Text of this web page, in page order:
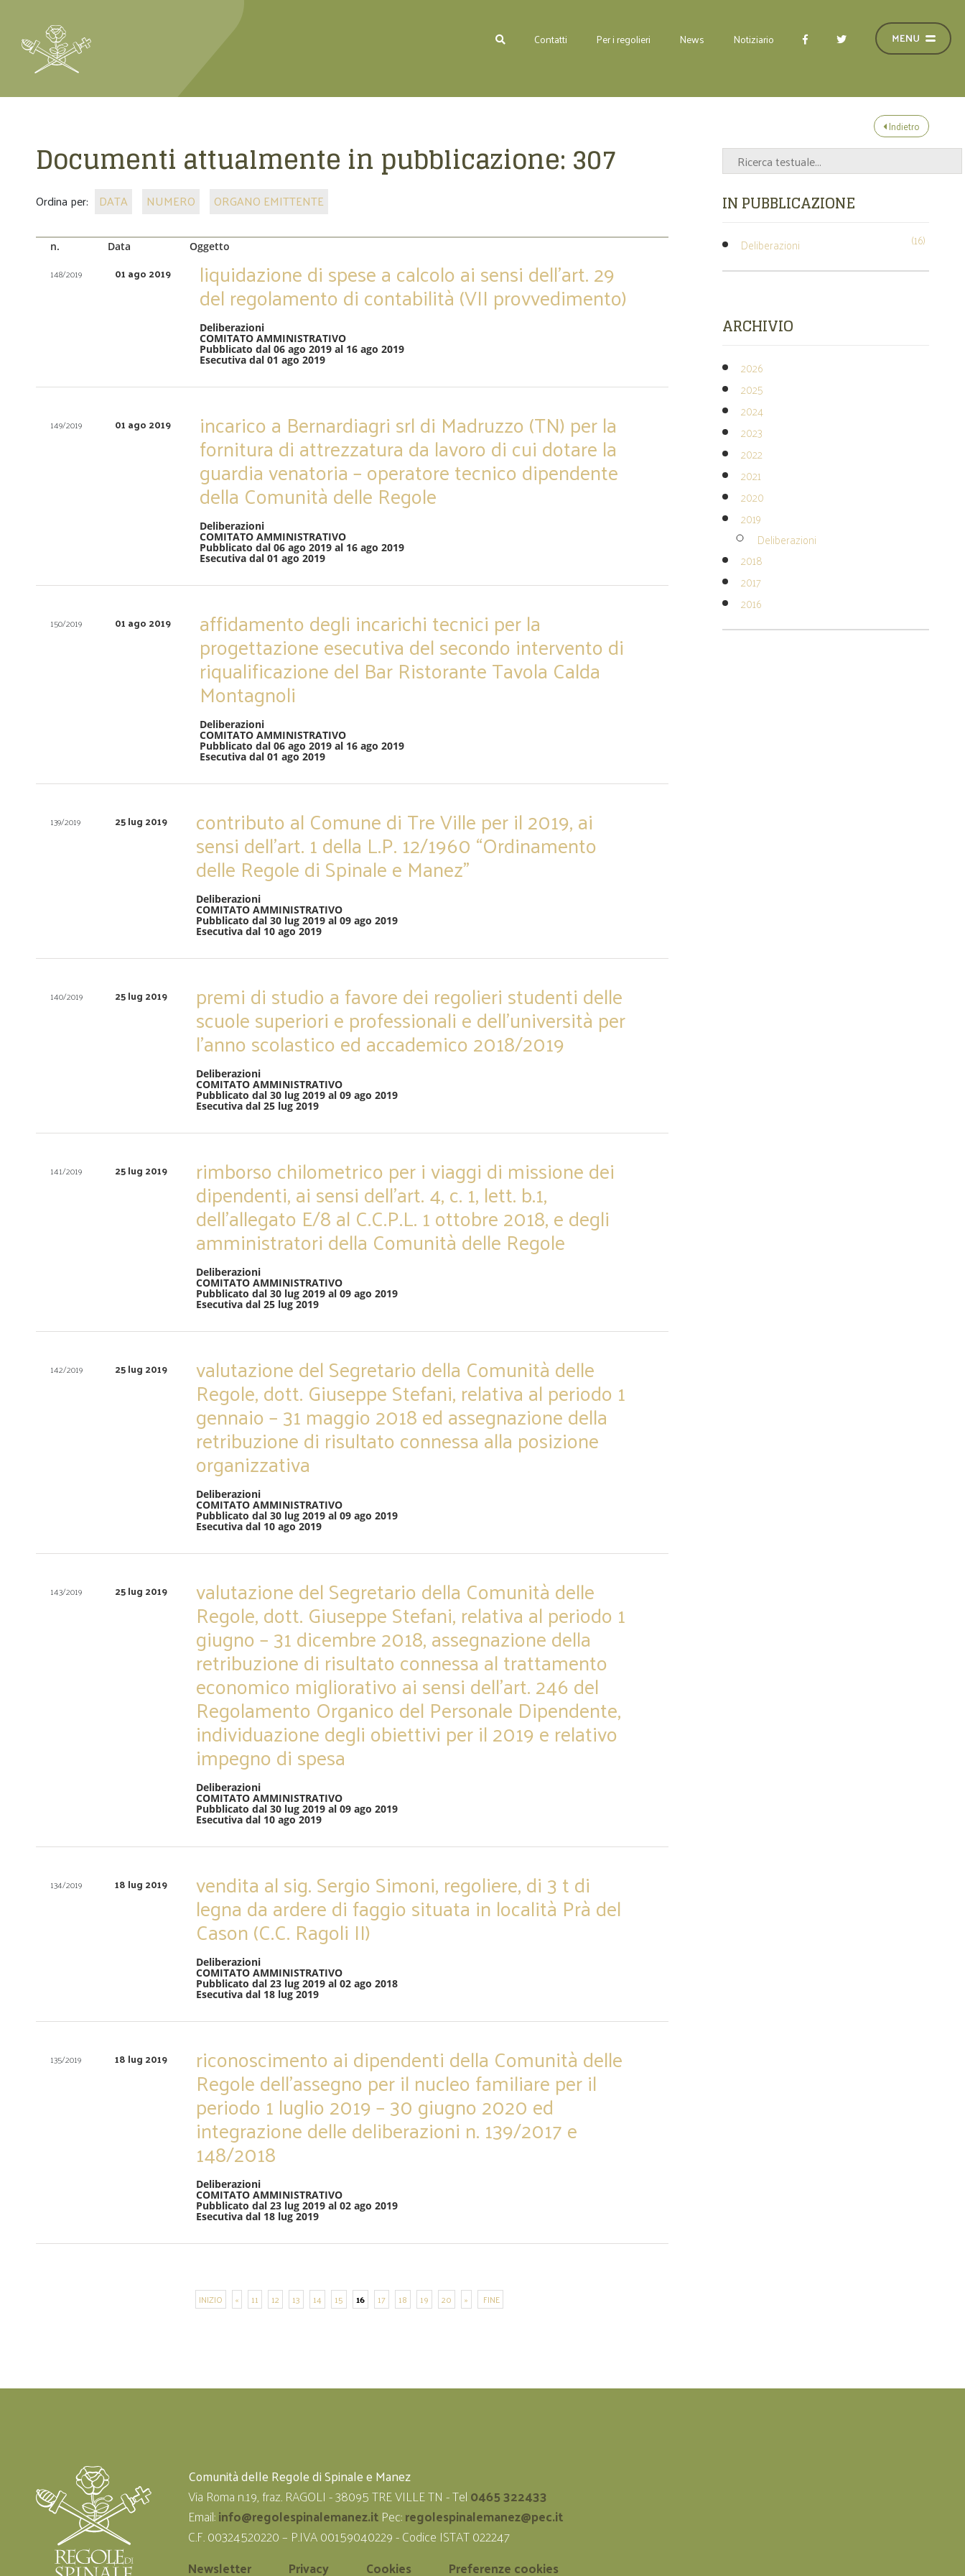
Contatti Per i regolieri News Notiziario
Indietro
Documenti attualmente in pubblicazione: 307
Ordina per: DATA NUMERO ORGANO EMITTENTE
n. Data Oggetto
148/2019 01 ago 2019 liquidazione di spese a calcolo ai sensi dell’art. 29
del regolamento di contabilità (VII provvedimento)
Deliberazioni
COMITATO AMMINISTRATIVO
Pubblicato dal 06 ago 2019 al 16 ago 2019
Esecutiva dal 01 ago 2019
149/2019 01 ago 2019 incarico a Bernardiagri srl di Madruzzo (TN) per la
fornitura di attrezzatura da lavoro di cui dotare la
guardia venatoria – operatore tecnico dipendente
della Comunità delle Regole
Deliberazioni
COMITATO AMMINISTRATIVO
Pubblicato dal 06 ago 2019 al 16 ago 2019
Esecutiva dal 01 ago 2019
150/2019 01 ago 2019 affidamento degli incarichi tecnici per la
progettazione esecutiva del secondo intervento di
riqualificazione del Bar Ristorante Tavola Calda
Montagnoli
Deliberazioni
COMITATO AMMINISTRATIVO
Pubblicato dal 06 ago 2019 al 16 ago 2019
Esecutiva dal 01 ago 2019
139/2019 25 lug 2019 contributo al Comune di Tre Ville per il 2019, ai
sensi dell’art. 1 della L.P. 12/1960 “Ordinamento
delle Regole di Spinale e Manez”
Deliberazioni
COMITATO AMMINISTRATIVO
Pubblicato dal 30 lug 2019 al 09 ago 2019
Esecutiva dal 10 ago 2019
140/2019 25 lug 2019 premi di studio a favore dei regolieri studenti delle
scuole superiori e professionali e dell’università per
l’anno scolastico ed accademico 2018/2019
Deliberazioni
COMITATO AMMINISTRATIVO
Pubblicato dal 30 lug 2019 al 09 ago 2019
Esecutiva dal 25 lug 2019
141/2019 25 lug 2019 rimborso chilometrico per i viaggi di missione dei
dipendenti, ai sensi dell’art. 4, c. 1, lett. b.1,
dell’allegato E/8 al C.C.P.L. 1 ottobre 2018, e degli
amministratori della Comunità delle Regole
Deliberazioni
COMITATO AMMINISTRATIVO
Pubblicato dal 30 lug 2019 al 09 ago 2019
Esecutiva dal 25 lug 2019
142/2019 25 lug 2019 valutazione del Segretario della Comunità delle
Regole, dott. Giuseppe Stefani, relativa al periodo 1
gennaio – 31 maggio 2018 ed assegnazione della
retribuzione di risultato connessa alla posizione
organizzativa
Deliberazioni
COMITATO AMMINISTRATIVO
Pubblicato dal 30 lug 2019 al 09 ago 2019
Esecutiva dal 10 ago 2019
143/2019 25 lug 2019 valutazione del Segretario della Comunità delle
Regole, dott. Giuseppe Stefani, relativa al periodo 1
giugno – 31 dicembre 2018, assegnazione della
retribuzione di risultato connessa al trattamento
economico migliorativo ai sensi dell’art. 246 del
Regolamento Organico del Personale Dipendente,
individuazione degli obiettivi per il 2019 e relativo
impegno di spesa
Deliberazioni
COMITATO AMMINISTRATIVO
Pubblicato dal 30 lug 2019 al 09 ago 2019
Esecutiva dal 10 ago 2019
134/2019 18 lug 2019 vendita al sig. Sergio Simoni, regoliere, di 3 t di
legna da ardere di faggio situata in località Prà del
Cason (C.C. Ragoli II)
Deliberazioni
COMITATO AMMINISTRATIVO
Pubblicato dal 23 lug 2019 al 02 ago 2018
Esecutiva dal 18 lug 2019
135/2019 18 lug 2019 riconoscimento ai dipendenti della Comunità delle
Regole dell’assegno per il nucleo familiare per il
periodo 1 luglio 2019 – 30 giugno 2020 ed
integrazione delle deliberazioni n. 139/2017 e
148/2018
Deliberazioni
COMITATO AMMINISTRATIVO
Pubblicato dal 23 lug 2019 al 02 ago 2019
Esecutiva dal 18 lug 2019
INIZIO « 11 12 13 14 15 16 17 18 19 20 » FINE
IN PUBBLICAZIONE
Deliberazioni (16)
ARCHIVIO
2026
2025
2024
2023
2022
2021
2020
2019
Deliberazioni
2018
2017
2016
Comunità delle Regole di Spinale e Manez
Via Roma n.19, fraz. RAGOLI - 38095 TRE VILLE TN - Tel0465 322433
Email:info@regolespinalemanez.itPec:regolespinalemanez@pec.it
C.F. 00324520220 – P.IVA 00159040229 - Codice ISTAT 022247
Newsletter
Privacy Cookies Preferenze cookies